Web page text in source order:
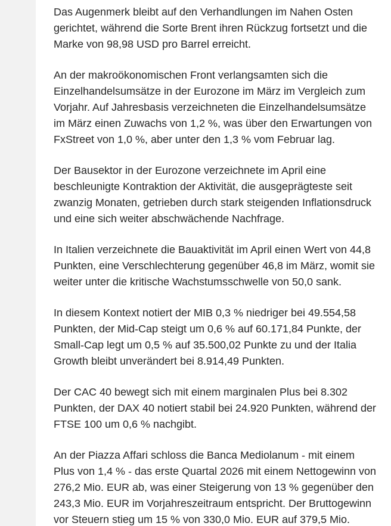
Das Augenmerk bleibt auf den Verhandlungen im Nahen Osten
gerichtet, während die Sorte Brent ihren Rückzug fortsetzt und die
Marke von 98,98 USD pro Barrel erreicht.
An der makroökonomischen Front verlangsamten sich die
Einzelhandelsumsätze in der Eurozone im März im Vergleich zum
Vorjahr. Auf Jahresbasis verzeichneten die Einzelhandelsumsätze
im März einen Zuwachs von 1,2 %, was über den Erwartungen von
FxStreet von 1,0 %, aber unter den 1,3 % vom Februar lag.
Der Bausektor in der Eurozone verzeichnete im April eine
beschleunigte Kontraktion der Aktivität, die ausgeprägteste seit
zwanzig Monaten, getrieben durch stark steigenden Inflationsdruck
und eine sich weiter abschwächende Nachfrage.
In Italien verzeichnete die Bauaktivität im April einen Wert von 44,8
Punkten, eine Verschlechterung gegenüber 46,8 im März, womit sie
weiter unter die kritische Wachstumsschwelle von 50,0 sank.
In diesem Kontext notiert der MIB 0,3 % niedriger bei 49.554,58
Punkten, der Mid-Cap steigt um 0,6 % auf 60.171,84 Punkte, der
Small-Cap legt um 0,5 % auf 35.500,02 Punkte zu und der Italia
Growth bleibt unverändert bei 8.914,49 Punkten.
Der CAC 40 bewegt sich mit einem marginalen Plus bei 8.302
Punkten, der DAX 40 notiert stabil bei 24.920 Punkten, während der
FTSE 100 um 0,6 % nachgibt.
An der Piazza Affari schloss die Banca Mediolanum - mit einem
Plus von 1,4 % - das erste Quartal 2026 mit einem Nettogewinn von
276,2 Mio. EUR ab, was einer Steigerung von 13 % gegenüber den
243,3 Mio. EUR im Vorjahreszeitraum entspricht. Der Bruttogewinn
vor Steuern stieg um 15 % von 330,0 Mio. EUR auf 379,5 Mio.